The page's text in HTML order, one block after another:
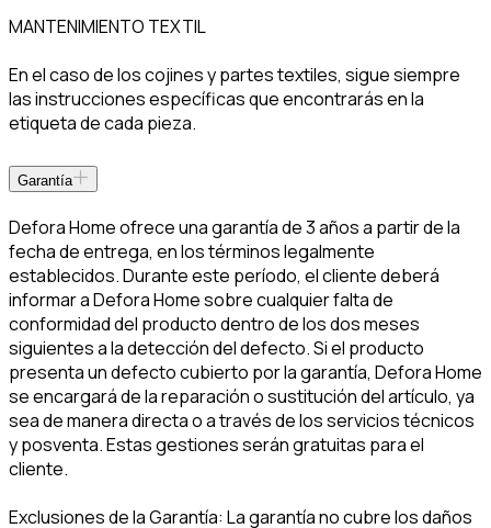
MANTENIMIENTO TEXTIL
En el caso de los cojines y partes textiles, sigue siempre
las instrucciones específicas que encontrarás en la
etiqueta de cada pieza.
Garantía
Defora Home ofrece una garantía de 3 años a partir de la
fecha de entrega, en los términos legalmente
establecidos. Durante este período, el cliente deberá
informar a Defora Home sobre cualquier falta de
conformidad del producto dentro de los dos meses
siguientes a la detección del defecto. Si el producto
presenta un defecto cubierto por la garantía, Defora Home
se encargará de la reparación o sustitución del artículo, ya
sea de manera directa o a través de los servicios técnicos
y posventa. Estas gestiones serán gratuitas para el
cliente.
Exclusiones de la Garantía: La garantía no cubre los daños